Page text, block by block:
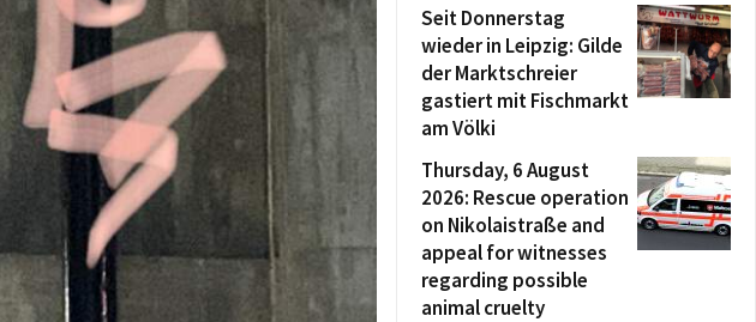
Seit Donnerstag
wieder in Leipzig: Gilde
der Marktschreier
gastiert mit Fischmarkt
am Völki
Thursday, 6 August
2026: Rescue operation
on Nikolaistraße and
appeal for witnesses
regarding possible
animal cruelty